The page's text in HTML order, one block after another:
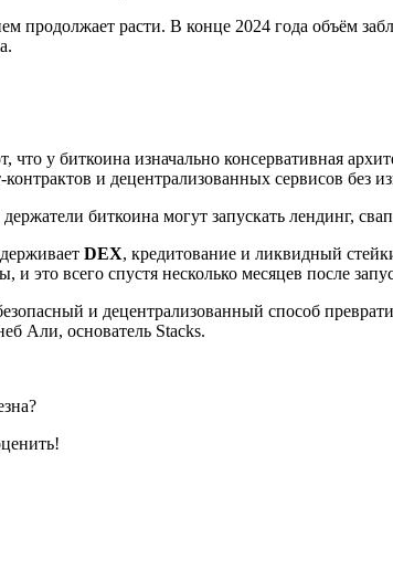
продолжает расти. В конце 2024 года объём
что у биткоина изначально консервативная
и децентрализованных сервисов без
биткоина могут запускать лендинг,
DEX, кредитование и ликвидный
и это всего спустя несколько месяцев после
и децентрализованный способ
Али, основатель Stacks.